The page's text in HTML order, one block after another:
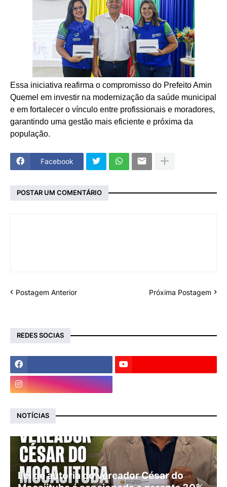
Essa iniciativa reafirma o compromisso do Prefeito Amin
Quemel em investir na modernização da saúde municipal
e em fortalecer o vínculo entre profissionais e moradores,
garantindo uma gestão mais eficiente e próxima da
população.
Facebook
POSTAR UM COMENTÁRIO
Postagem Anterior Próxima Postagem
REDES SOCIAS
NOTÍCIAS
Lei de autoria do vereador César do